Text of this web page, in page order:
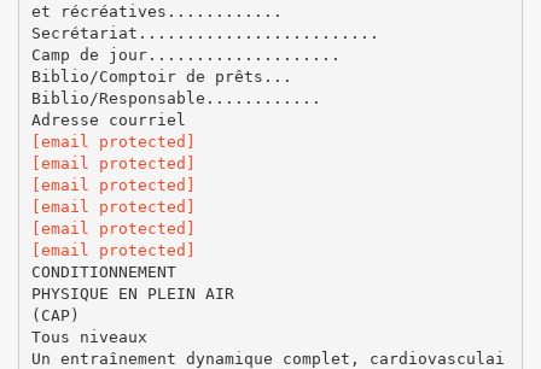
et récréatives............
Secrétariat.........................
Camp de jour....................
Biblio/Comptoir de prêts...
Biblio/Responsable............
[email protected]
[email protected]
[email protected]
[email protected]
[email protected]
[email protected]
CONDITIONNEMENT
PHYSIQUE EN PLEIN AIR
(CAP)
Tous niveaux
Un entraînement dynamique complet, cardiovasculai